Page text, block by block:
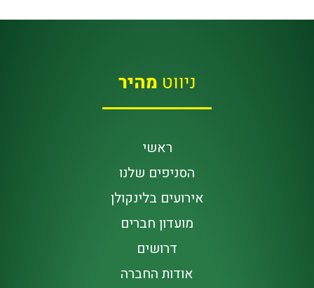
ניווט מהיר
ראשי
הסניפים שלנו
אירועים בלינקולן
מועדון חברים
דרושים
אודות החברה